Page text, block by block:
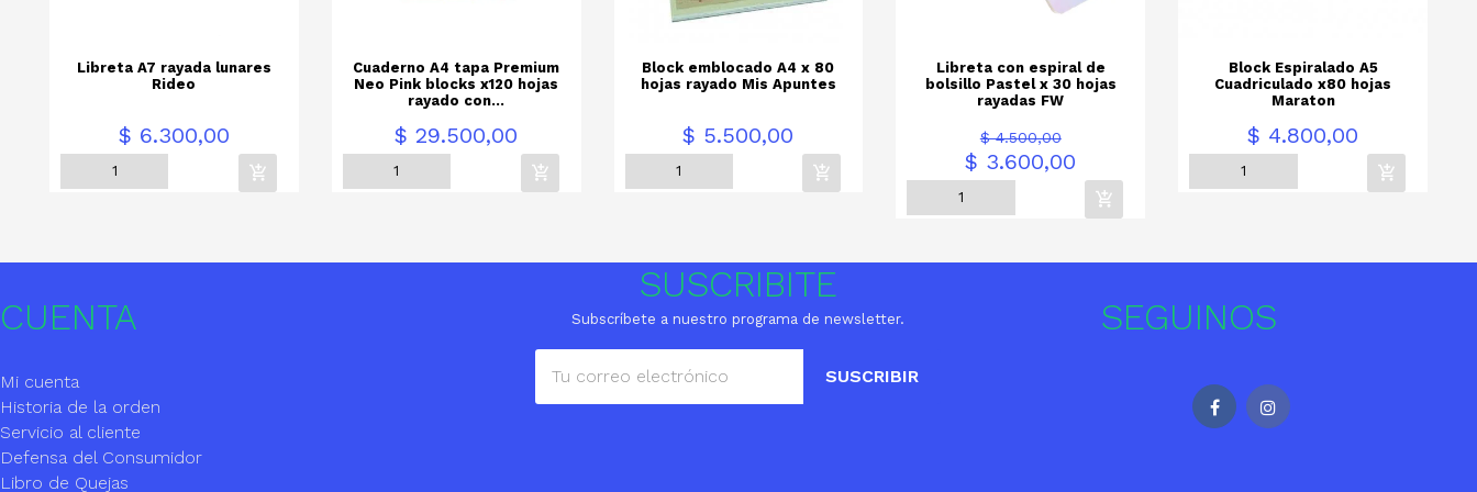
Libreta A7 rayada lunares
Rideo
$ 6.300,00
Cuaderno A4 tapa Premium
Neo Pink blocks x120 hojas
rayado con...
Precio$ 29.500,00
Block emblocado A4 x 80
hojas rayado Mis Apuntes
$ 5.500,00
Libreta con espiral de
bolsillo Pastel x 30 hojas
rayadas FW
Precio
base
$ 4.500,00Precio
$ 3.600,00
Block Espiralado A5
Cuadriculado x80 hojas
Maraton
$ 4.800,00
CUENTA
Mi cuenta
Historia de la orden
Servicio al cliente
Defensa del Consumidor
Libro de Quejas
SUSCRIBITE
Subscríbete a nuestro programa de newsletter.
SUSCRIBIR
SEGUINOS